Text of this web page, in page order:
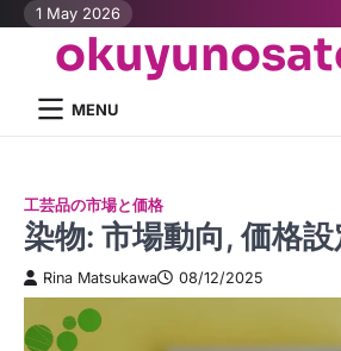
Skip
content
1 May 2026
MENU
工芸品の市場と価格
染物: 市場動向, 価格
Rina Matsukawa 08/12/2025